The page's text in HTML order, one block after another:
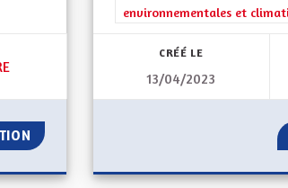
DE DEUX MANDATS CONSÉCUTIFS POUR
UN MAXIMUM DE DEUX MANDATS
environnementales et
CRÉÉ LE
13/04/2023